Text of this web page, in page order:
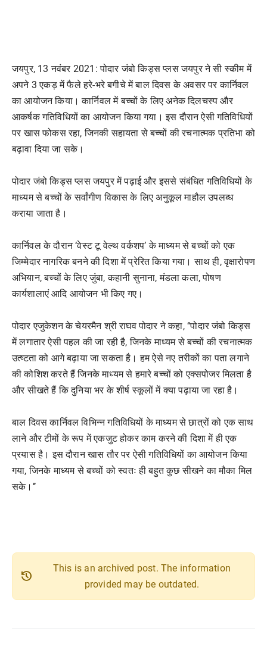
जयपुर, 13 नवंबर 2021: पोदार जंबो किड्स प्लस जयपुर ने सी स्कीम में
अपने 3 एकड़ में फैले हरे-भरे बगीचे में बाल दिवस के अवसर पर कार्निवल
का आयोजन किया। कार्निवल में बच्चों के लिए अनेक दिलचस्प और
आकर्षक गतिविधियों का आयोजन किया गया। इस दौरान ऐसी गतिविधियों
पर खास फोकस रहा, जिनकी सहायता से बच्चों की रचनात्मक प्रतिभा को
बढ़ावा दिया जा सके।
पोदार जंबो किड्स प्लस जयपुर में पढ़ाई और इससे संबंधित गतिविधियों के
माध्यम से बच्चों के सर्वांगीण विकास के लिए अनुकूल माहौल उपलब्ध
कराया जाता है।
कार्निवल के दौरान ‘वेस्ट टू वेल्थ वर्कशप’ के माध्यम से बच्चों को एक
जिम्मेदार नागरिक बनने की दिशा में प्रेरित किया गया। साथ ही, वृक्षारोपण
अभियान, बच्चों के लिए जुंबा, कहानी सुनाना, मंडला कला, पोषण
कार्यशालाएं आदि आयोजन भी किए गए।
पोदार एजुकेशन के चेयरमैन श्री राघव पोदार ने कहा, ‘‘पोदार जंबो किड्स
में लगातार ऐसी पहल की जा रही है, जिनके माध्यम से बच्चों की रचनात्मक
उत्ष्टता को आगे बढ़ाया जा सकता है। हम ऐसे नए तरीकों का पता लगाने
की कोशिश करते हैं जिनके माध्यम से हमारे बच्चों को एक्सपोजर मिलता है
और सीखते हैं कि दुनिया भर के शीर्ष स्कूलों में क्या पढ़ाया जा रहा है।
बाल दिवस कार्निवल विभिन्न गतिविधियों के माध्यम से छात्रों को एक साथ
लाने और टीमों के रूप में एकजुट होकर काम करने की दिशा में ही एक
प्रयास है। इस दौरान खास तौर पर ऐसी गतिविधियों का आयोजन किया
गया, जिनके माध्यम से बच्चों को स्वतः ही बहुत कुछ सीखने का मौका मिल
सके।’’
history
This is an archived post. The information
provided may be outdated.